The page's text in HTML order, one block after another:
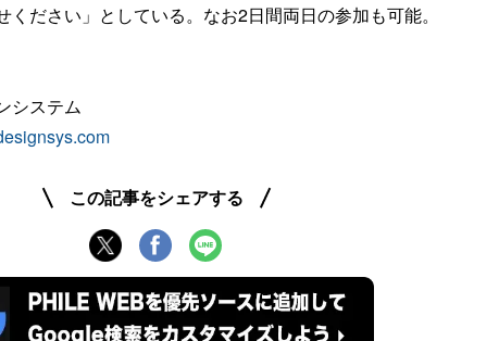
ください」としている。なお2日間両日の参加も可能。
システム
この記事をシェアする